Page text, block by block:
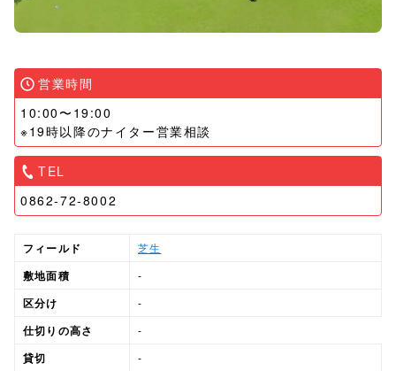
営業時間
10:00〜19:00
※19時以降のナイター営業相談
TEL
0862-72-8002
フィールド 芝生
敷地面積 -
区分け -
仕切りの高さ -
貸切 -